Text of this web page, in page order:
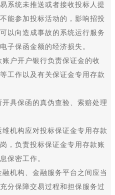
统未推送或者接收投标人提
能参加投标活动的，影响招投
以向造成事故的系统运行服务
子保函金额的经济损失。
户开户银行负责保证金的收
工作以及有关保证金专用存款
具保函的真伪查验、索赔处理
机构应对投标保证金专用存款
，负责投标保证金专用存款账
保密工作。
构、金融服务平台之间应当
分保障交易过程和担保服务过